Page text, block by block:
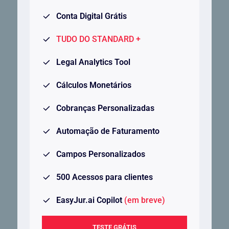
Conta Digital Grátis
TUDO DO STANDARD +
Legal Analytics Tool
Cálculos Monetários
Cobranças Personalizadas
Automação de Faturamento
Campos Personalizados
500 Acessos para clientes
EasyJur.ai Copilot (em breve)
TESTE GRÁTIS